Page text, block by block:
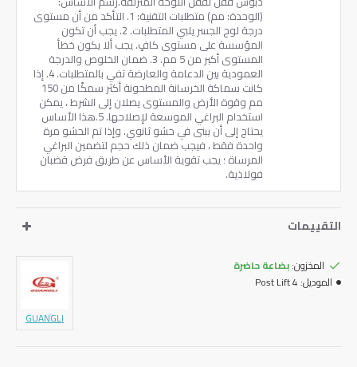
(الوحدة: مم) متطلبات التقنية: 1. التأكد من أن مستوى
درجة لوح الجسر يلبي المتطلبات. 2. يجب أن تكون
المؤسسة على مستوى كافٍ. يجب ألا يكون خطأ
المستوى أكبر من 5 مم. 3. ضمان الخلوص والدرجة
العمودية بين الدعامة والعارضة تفي بالمتطلبات. 4. إذا
كانت سماكة الخرسانة المطحونة أكثر سمكًا من 150
مم وقوة الأرض والمستوى يصلان إلى الشرط ، يمكن
استخدام البراغي الموسعة لإصلاحها. 5.هذا الأساس
يحتاج إلى أن يبنى في حشو ثانوي. وإذا تم الحشو مرة
واحدة فقط ، فيجب ضمان ذلك حجم لتضمين البراغي
المرساة ؛ يجب تقوية الأساس عن طريق فرض قضبان
فولاذية.
التقييمات
المخزون:بضاعة حاضرة
الموديل: 4 Post Lift
GUANGLI